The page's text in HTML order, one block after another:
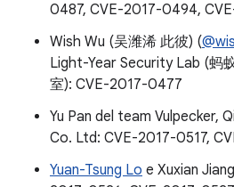
0487, CVE-2017-0494,
Wish Wu (吴潍浠 此彼) (
Light-Year Security Lab (蚂
室): CVE-2017-0477
Yu Pan del team Vulpecker,
Co. Ltd: CVE-2017-0517,
Yuan-Tsung Lo e Xuxian